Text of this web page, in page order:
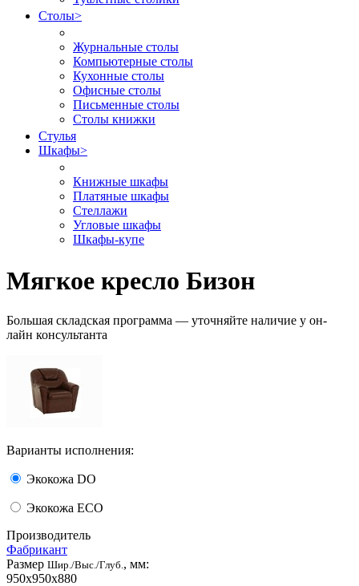
Столы>
Журнальные столы
Компьютерные столы
Кухонные столы
Офисные столы
Письменные столы
Столы книжки
Стулья
Шкафы>
Книжные шкафы
Платяные шкафы
Стеллажи
Угловые шкафы
Шкафы-купе
Мягкое кресло Бизон
Большая складская программа — уточняйте наличие у он-
лайн консультанта
Варианты исполнения:
Экокожа DO
Экокожа ECO
Производитель
Фабрикант
Размер Шир./Выс./Глуб. , мм:
950x950x880